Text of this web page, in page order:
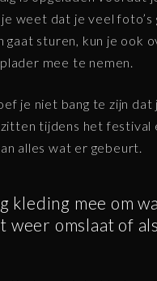
weet dat je veel foto’s
gaat sturen, kun je ook
mee te nemen.
je niet bang te zijn dat
tijdens het festival
alles wat er gebeurt.
kleding mee om
weer omslaat of